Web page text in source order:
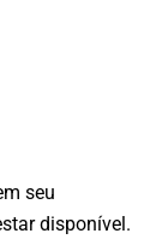
seu
disponível.